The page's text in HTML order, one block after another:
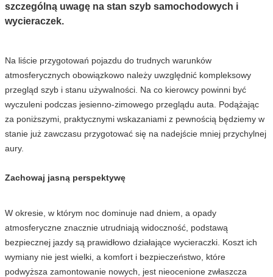
szczególną uwagę na stan szyb samochodowych i
wycieraczek.
Na liście przygotowań pojazdu do trudnych warunków
atmosferycznych obowiązkowo należy uwzględnić kompleksowy
przegląd szyb i stanu używalności. Na co kierowcy powinni być
wyczuleni podczas jesienno-zimowego przeglądu auta. Podążając
za poniższymi, praktycznymi wskazaniami z pewnością będziemy w
stanie już zawczasu przygotować się na nadejście mniej przychylnej
aury.
Zachowaj jasną perspektywę
W okresie, w którym noc dominuje nad dniem, a opady
atmosferyczne znacznie utrudniają widoczność, podstawą
bezpiecznej jazdy są prawidłowo działające wycieraczki. Koszt ich
wymiany nie jest wielki, a komfort i bezpieczeństwo, które
podwyższa zamontowanie nowych, jest nieocenione zwłaszcza